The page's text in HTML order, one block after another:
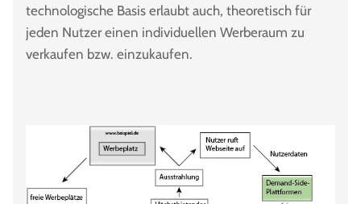
technologische Basis erlaubt auch, theoretisch für
jeden Nutzer einen individuellen Werberaum zu
verkaufen bzw. einzukaufen.